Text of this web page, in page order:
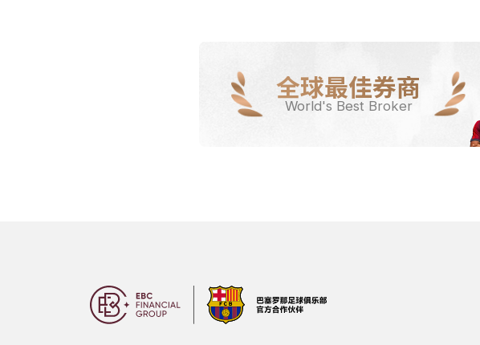
全球最佳券商
World's Best Broker